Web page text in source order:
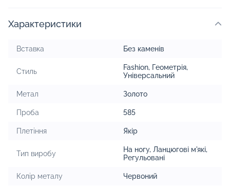
Характеристики
Вставка Без каменів
Стиль Fashion, Геометрія,
Універсальний
Метал Золото
Проба 585
Плетіння Якір
Тип виробу На ногу, Ланцюгові м'які,
Регульовані
Колір металу Червоний